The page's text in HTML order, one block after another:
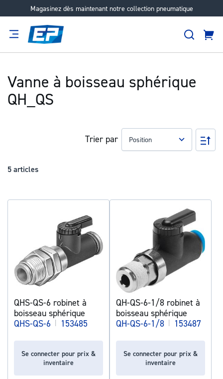
Magasinez dès maintenant notre collection pneumatique
Aller
Vanne à boisseau sphérique
QH_QS
5 articles
Trier par
Par
QHS-QS-6 robinet à
boisseau sphérique
QHS-QS-6 | 153485
Se connecter pour prix &
inventaire
QH-QS-6-1/8 robinet à
boisseau sphérique
QH-QS-6-1/8 | 153487
Se connecter pour prix &
inventaire